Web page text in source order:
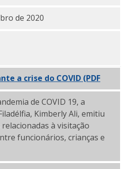
de 2020
a crise do COVID (PDF)
de COVID 19, a
Kimberly Ali, emitiu
à visitação
funcionários, crianças e